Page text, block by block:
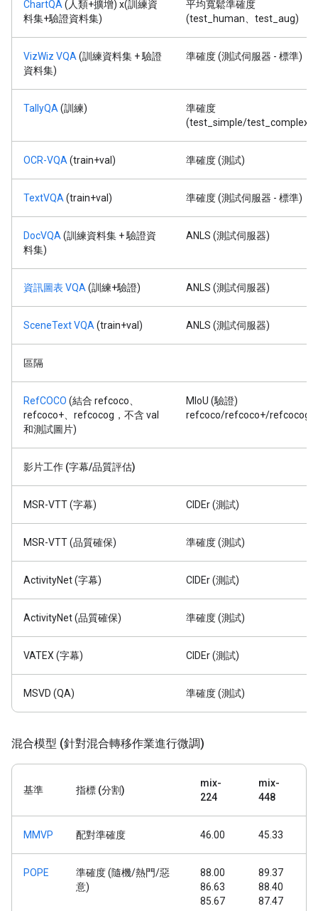
ChartQA (人類+擴增) x(訓練資
料集+驗證資料集)
平均寬鬆準確度
(test_human、test_aug)
VizWiz VQA (訓練資料集 + 驗證
資料集)
準確度 (測試伺服器 - 標準)
TallyQA (訓練)
準確度
(test_simple/test_complex)
OCR-VQA (train+val) 準確度 (測試)
TextVQA (train+val) 準確度 (測試伺服器 - 標準)
DocVQA (訓練資料集 + 驗證資
料集)
ANLS (測試伺服器)
資訊圖表 VQA (訓練+驗證) ANLS (測試伺服器)
SceneText VQA (train+val) ANLS (測試伺服器)
區隔
RefCOCO (結合 refcoco、
refcoco+、refcocog，不含 val
和測試圖片)
MIoU (驗證)
refcoco/refcoco+/refcocog
影片工作 (字幕/品質評估)
MSR-VTT (字幕) CIDEr (測試)
MSR-VTT (品質確保) 準確度 (測試)
ActivityNet (字幕) CIDEr (測試)
ActivityNet (品質確保) 準確度 (測試)
VATEX (字幕) CIDEr (測試)
MSVD (QA) 準確度 (測試)
混合模型 (針對混合轉移作業進行微調)
基準 指標 (分割)
mix-
224
mix-
448
MMVP 配對準確度 46.00 45.33
POPE
準確度 (隨機/熱門/惡
意)
88.00
86.63
85.67
89.37
88.40
87.47